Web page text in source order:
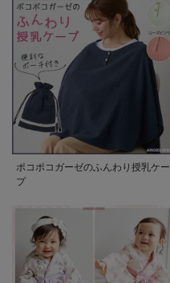
ポコポコガーゼのふんわり授乳ケー
プ